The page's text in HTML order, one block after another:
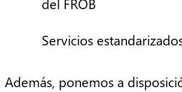
Servicios
Además, ponemos a